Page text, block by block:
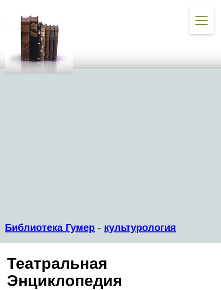
Библиотека Гумер - культурология
Театральная
Энциклопедия